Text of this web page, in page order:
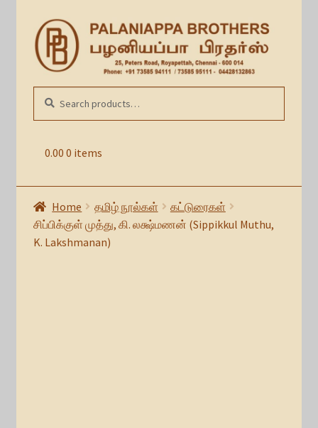
Skip
to
navigation
Skip
to
content
0.00 0 items
for:
Home தமிழ் நூல்கள்
கட்டுரைகள்
சிப்பிக்குள் முத்து, கி. லக்ஷ்மணன் (Sippikkul Muthu,
K. Lakshmanan)